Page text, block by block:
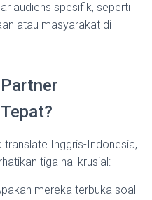
audiens spesifik, seperti
atau masyarakat di
Inggris-Indonesia,
tiga hal krusial:
mereka terbuka soal